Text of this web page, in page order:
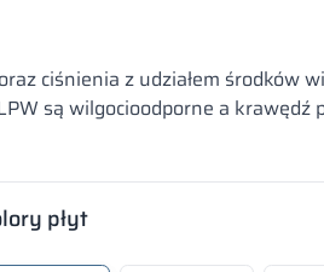
ciśnienia z udziałem środków
są wilgocioodporne a krawędź
płyt